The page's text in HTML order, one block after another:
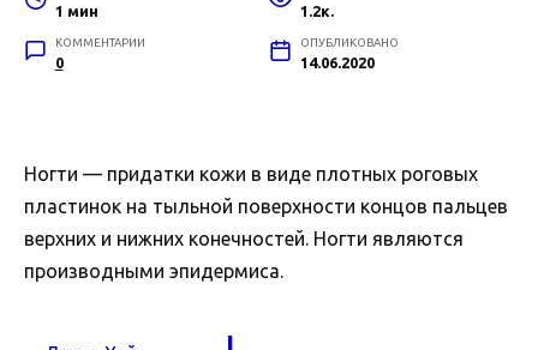
1 мин 1.2к.
КОММЕНТАРИИ
0
ОПУБЛИКОВАНО
14.06.2020
Ногти — придатки кожи в виде плотных роговых
пластинок на тыльной поверхности концов пальцев
верхних и нижних конечностей. Ногти являются
производными эпидермиса.